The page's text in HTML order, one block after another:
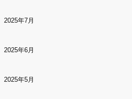
2025年7月
2025年6月
2025年5月